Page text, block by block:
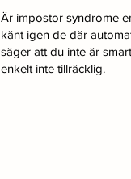
Är impostor syndrome
känt igen de där
säger att du inte är
enkelt inte tillräcklig.